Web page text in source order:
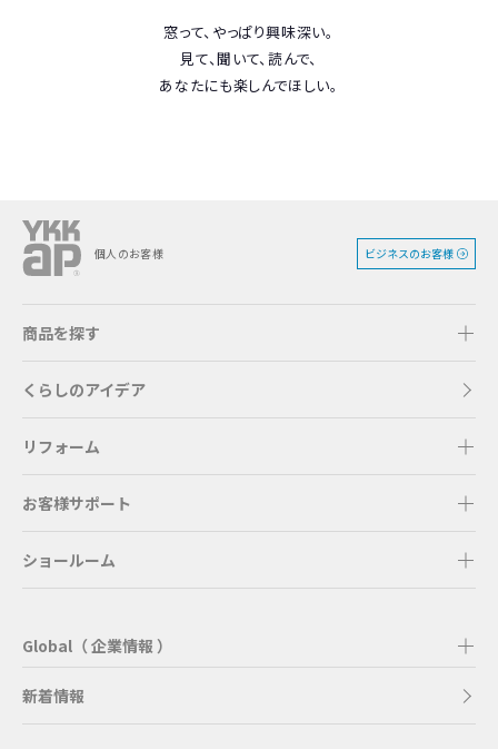
窓って、やっぱり興味深い。
見て、聞いて、読んで、
あなたにも楽しんでほしい。
個人のお客様 ビジネスのお客様
商品を探す
くらしのアイデア
リフォーム
お客様サポート
ショールーム
Global（ 企業情報 ）
新着情報